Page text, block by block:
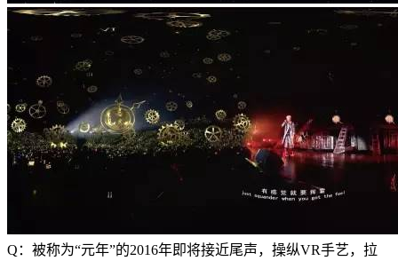
Q：被称为“元年”的2016年即将接近尾声，操纵VR手艺，拉